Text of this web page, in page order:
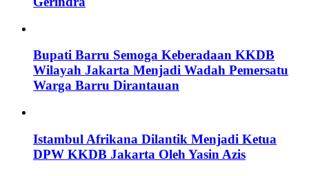
Bupati Barru Semoga Keberadaan KKDB
Wilayah Jakarta Menjadi Wadah Pemersatu
Warga Barru Dirantauan
Istambul Afrikana Dilantik Menjadi Ketua
DPW KKDB Jakarta Oleh Yasin Azis